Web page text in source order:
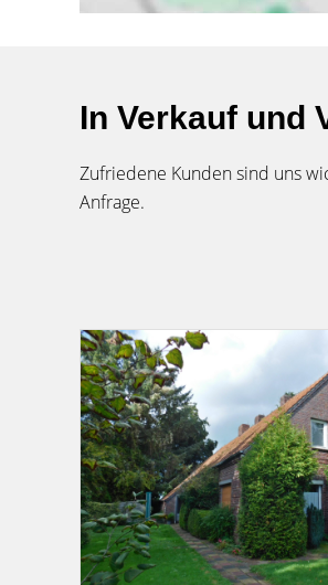
In Verkauf und
Zufriedene Kunden sind uns
Anfrage.